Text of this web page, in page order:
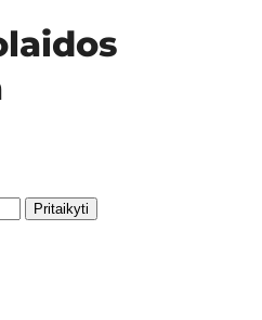
Pritaikyti